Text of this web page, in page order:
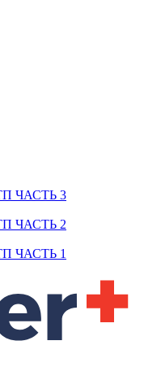
ЧАСТЬ 3
ЧАСТЬ 2
ЧАСТЬ 1